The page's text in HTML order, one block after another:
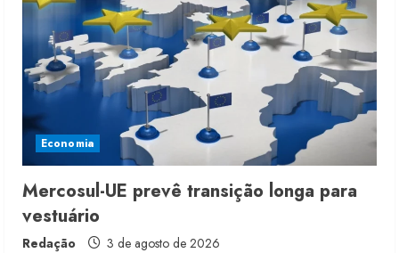
e
a
d
n
g
Economia
Mercosul-UE prevê transição longa para
vestuário
Redação 3 de agosto de 2026